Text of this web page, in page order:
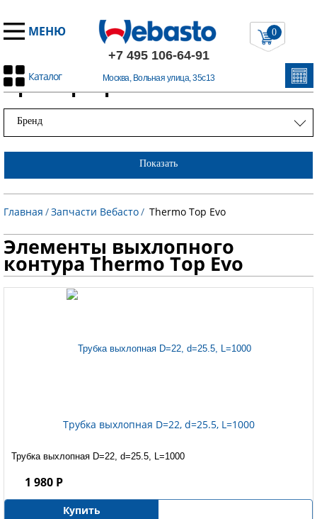
МЕНЮ
+7 495 106-64-91
Москва, Вольная улица, 35с13
Каталог
0
Примеры работ
Бренд
Показать
Главная /Запчасти Вебасто/ Thermo Top Evo
Элементы выхлопного
контура Thermo Top Evo
Трубка выхлопная D=22, d=25.5, L=1000
Трубка выхлопная D=22, d=25.5, L=1000
1 980 Р
Купить